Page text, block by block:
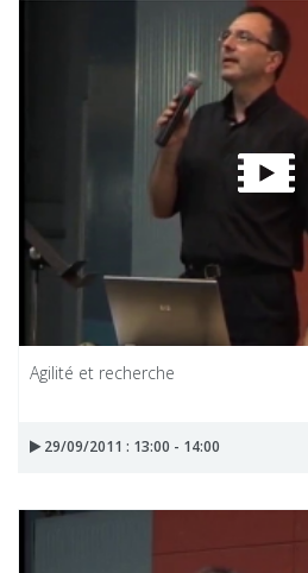
Agilité et recherche
29/09/2011 : 13:00 - 14:00